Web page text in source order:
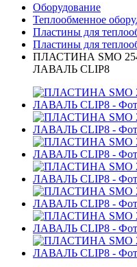
Оборудование
Теплообменное
Пластины для
Пластины для
ПЛАСТИНА SMO
ЛАВАЛЬ CLIP8